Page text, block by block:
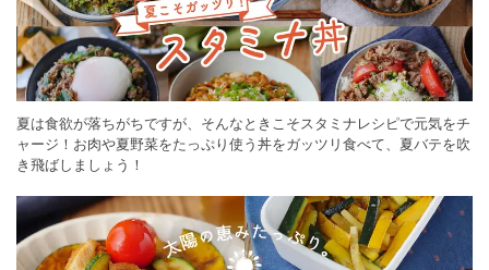
夏は食欲が落ちがちですが、そんなときこそスタミナレシピで元気をチ
ャージ！お肉や夏野菜をたっぷり使う丼をガッツリ食べて、夏バテを吹
き飛ばしましょう！